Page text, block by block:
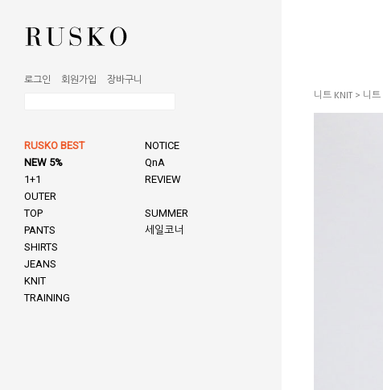
로그인 회원가입 장바구니
RUSKO BEST
NEW 5%
1+1
OUTER
TOP
PANTS
SHIRTS
JEANS
KNIT
TRAINING
NOTICE
QnA
REVIEW
SUMMER
세일코너
니트 KNIT > 니트